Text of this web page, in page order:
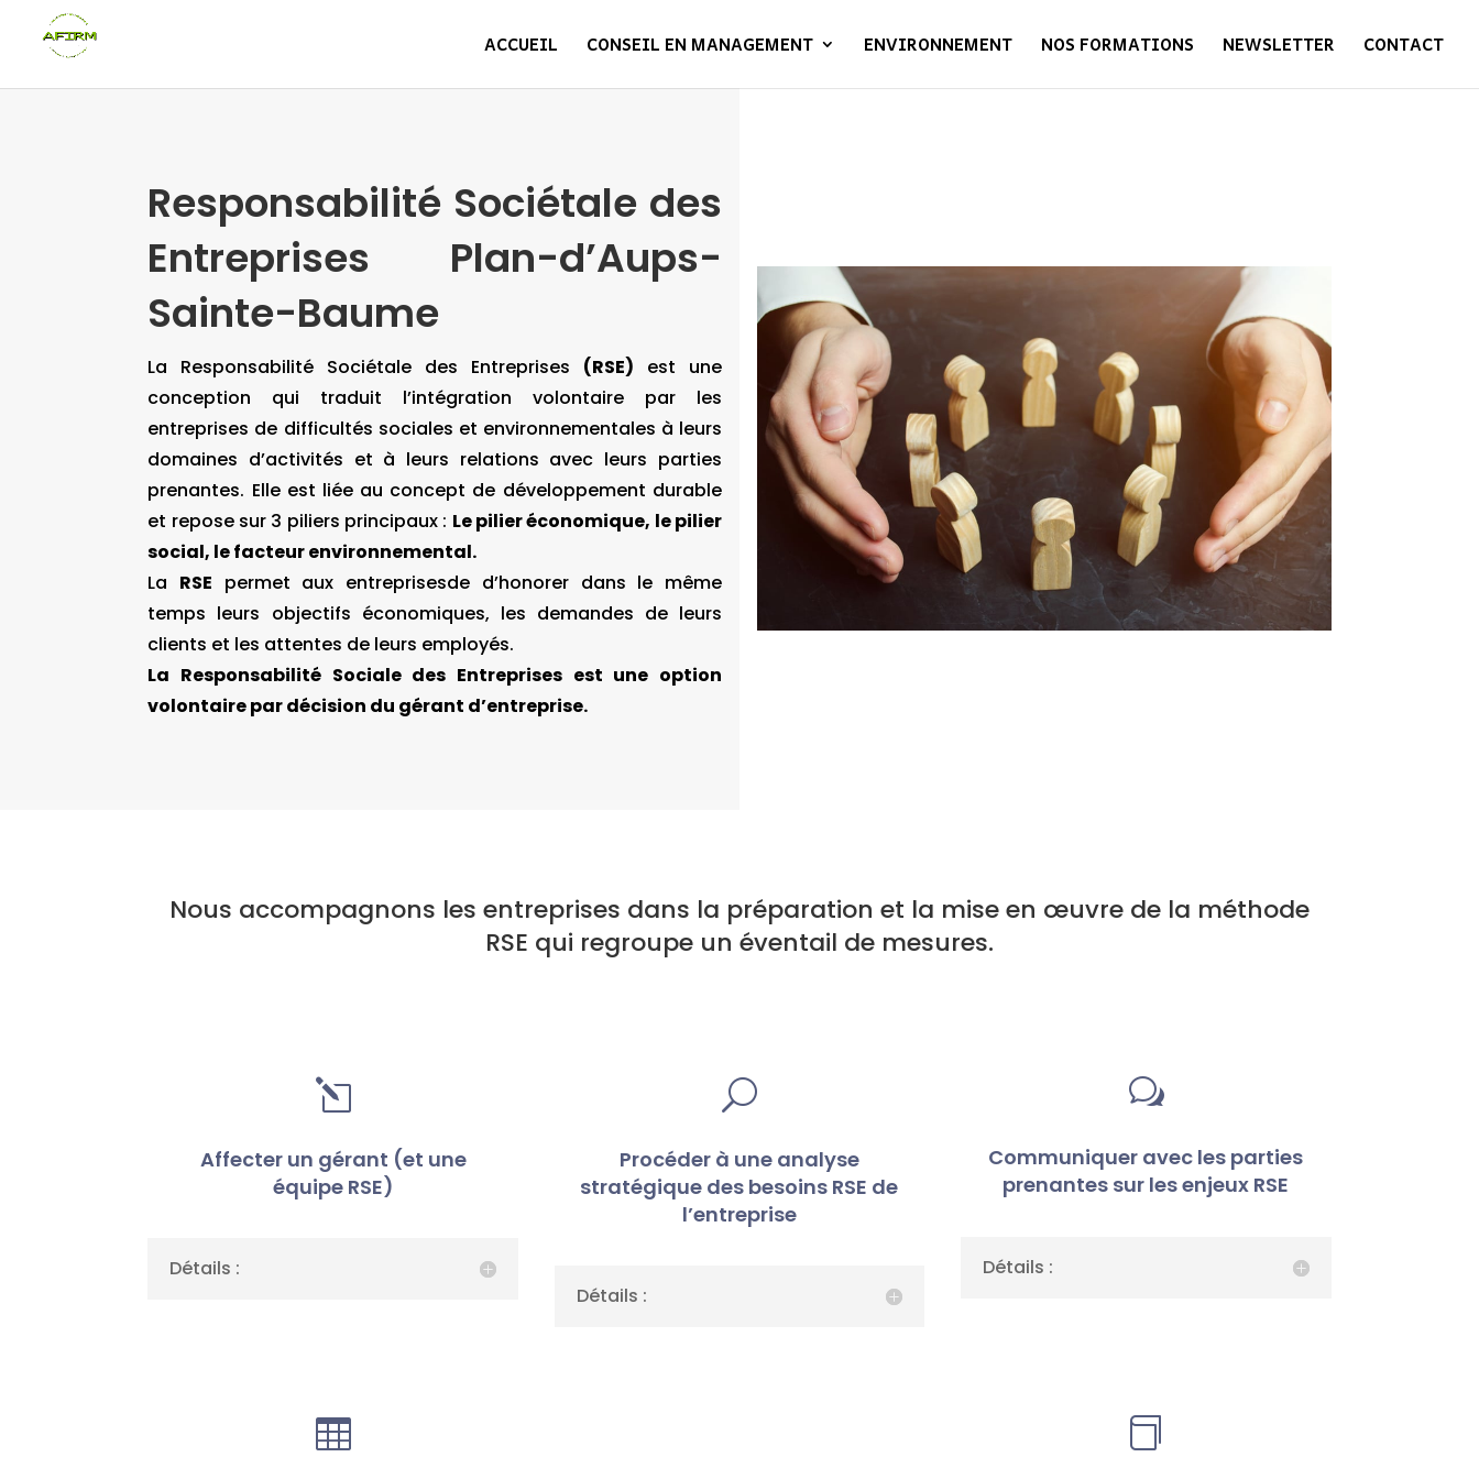
ACCUEIL CONSEIL EN MANAGEMENT ENVIRONNEMENT NOS FORMATIONS NEWSLETTER CONTACT
Responsabilité Sociétale des
Entreprises Plan-d’Aups-
Sainte-Baume
La Responsabilité Sociétale des Entreprises (RSE) est une
conception qui traduit l’intégration volontaire par les
entreprises de difficultés sociales et environnementales à leurs
domaines d’activités et à leurs relations avec leurs parties
prenantes. Elle est liée au concept de développement durable
et repose sur 3 piliers principaux : Le pilieréconomique, le pilier
social, le facteur environnemental.
La RSE permet aux entreprisesde d’honorer dans le même
temps leurs objectifs économiques, les demandes de leurs
clients et les attentes de leurs employés.
La Responsabilité Sociale des Entreprises est une option
volontaire par décision du gérant d’entreprise.
Nous accompagnons les entreprises dans la préparation et la mise en œuvre de la méthode
RSE qui regroupe un éventail de mesures.
l
Affecter un gérant (et une
équipe RSE)
Détails :
U
Procéder à une analyse
stratégique des besoins RSE de
l’entreprise
Détails :
w
Communiquer avec les parties
prenantes sur les enjeux RSE
Détails :
 